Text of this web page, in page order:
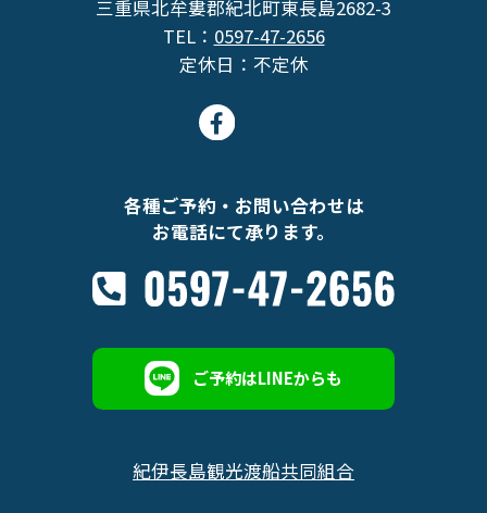
三重県北牟婁郡紀北町東長島2682-3
TEL： 0597-47-2656
定休日：不定休
各種ご予約・お問い合わせは
お電話にて承ります。
ご予約はLINEからも
紀伊長島観光渡船共同組合